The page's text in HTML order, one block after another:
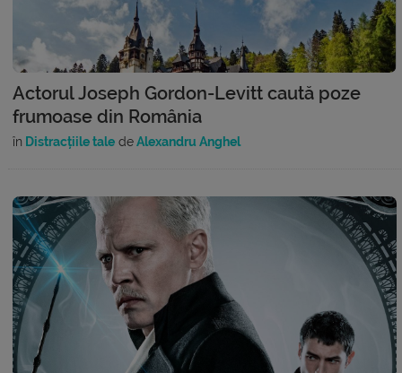
Actorul Joseph Gordon-Levitt caută poze
frumoase din România
în Distracțiile tale deAlexandru Anghel